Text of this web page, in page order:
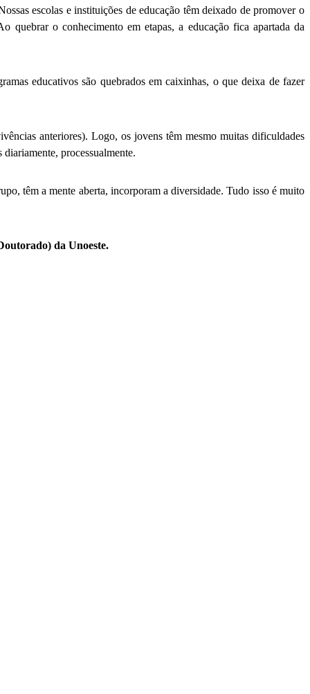
escolas e instituições de educação têm deixado de promover o
quebrar o conhecimento em etapas, a educação fica apartada da
educativos são quebrados em caixinhas, o que deixa de fazer
anteriores). Logo, os jovens têm mesmo muitas dificuldades
processualmente.
têm a mente aberta, incorporam a diversidade. Tudo isso é muito
da Unoeste.